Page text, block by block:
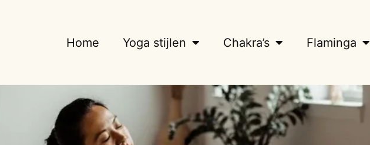
Home Yoga stijlen Chakra’s Flaminga